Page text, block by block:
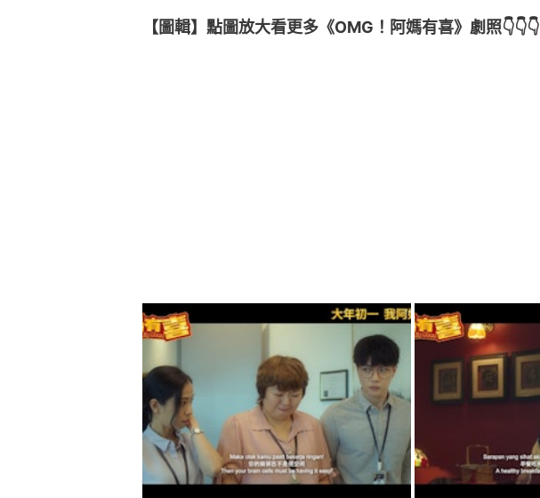
【圖輯】點圖放大看更多《OMG！阿媽有喜》劇照👇👇👇